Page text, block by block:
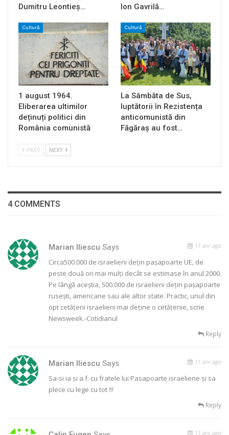
Dumitru Leontieș…
Ion Gavrilă…
Cultură
1 august 1964.
Eliberarea ultimilor
deținuți politici din
România comunistă
Cultură
La Sâmbăta de Sus,
luptătorii în Rezistența
anticomunistă din
Făgăraș au fost…
PREV NEXT
4 COMMENTS
Marian Iliescu Says 11 ani ago
Circa500.000 de israelieni dețin pașapoarte UE, de
peste două ori mai mulți decât se estimase în anul 2000.
Pe lângă aceștia, 500.000 de israelieni dețin pașapoarte
rusești, americane sau ale altor state. Practic, unul din
opt cetățeni israelieni mai deține o cetățenie, scrie
Newsweek.-Cotidianul
Reply
Marian Iliescu Says 11 ani ago
Sa-si ia si a.f. cu fratele lui Pasapoarte israeliene si sa
plece cu lege cu tot !!!
Reply
11 ani ago